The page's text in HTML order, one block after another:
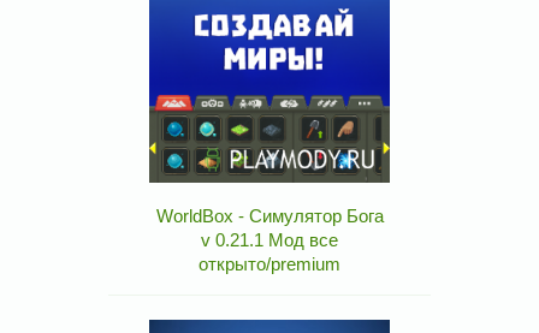
WorldBox - Симулятор Бога
v 0.21.1 Мод все
открыто/premium